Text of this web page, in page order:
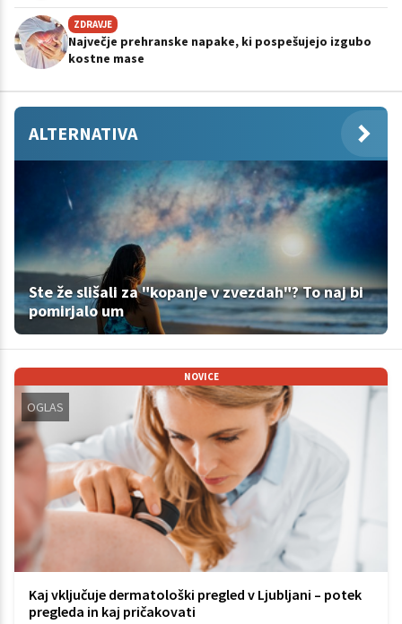
ZDRAVJE
Največje prehranske napake, ki pospešujejo izgubo
kostne mase
ALTERNATIVA
Ste že slišali za "kopanje v zvezdah"? To naj bi
pomirjalo um
NOVICE
OGLAS
Kaj vključuje dermatološki pregled v Ljubljani – potek
pregleda in kaj pričakovati